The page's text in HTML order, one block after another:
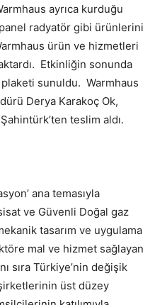
ayrıca kurduğu
radyatör gibi ürünlerini
ürün ve hizmetleri
Etkinliğin sonunda
sunuldu. Warmhaus
Derya Karakoç Ok,
teslim aldı.
ana temasıyla
ve Güvenli Doğal gaz
tasarım ve uygulama
mal ve hizmet sağlayan
sıra Türkiye’nin değişik
üst düzey